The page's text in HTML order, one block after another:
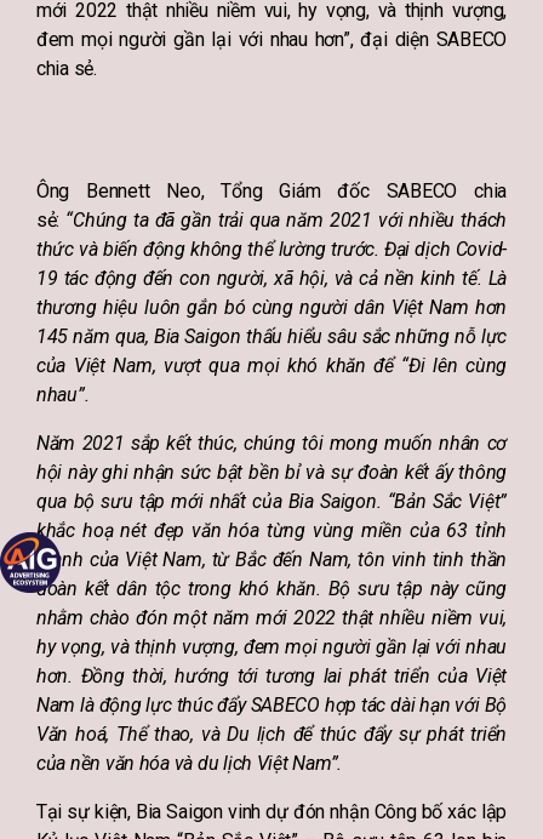
mới 2022 thật nhiều niềm vui, hy vọng, và thịnh vượng,
đem mọi người gần lại với nhau hơn”, đại diện SABECO
chia sẻ.
Ông Bennett Neo, Tổng Giám đốc SABECO chia
sẻ: “Chúng ta đã gần trải qua năm 2021 với nhiều thách
thức và biến động không thể lường trước. Đại dịch Covid-
19 tác động đến con người, xã hội, và cả nền kinh tế. Là
thương hiệu luôn gắn bó cùng người dân Việt Nam hơn
145 năm qua, Bia Saigon thấu hiểu sâu sắc những nỗ lực
của Việt Nam, vượt qua mọi khó khăn để “Đi lên cùng
nhau”.
Năm 2021 sắp kết thúc, chúng tôi mong muốn nhân cơ
hội này ghi nhận sức bật bền bỉ và sự đoàn kết ấy thông
qua bộ sưu tập mới nhất của Bia Saigon. “Bản Sắc Việt”
khắc hoạ nét đẹp văn hóa từng vùng miền của 63 tỉnh
thành của Việt Nam, từ Bắc đến Nam, tôn vinh tinh thần
đoàn kết dân tộc trong khó khăn. Bộ sưu tập này cũng
nhằm chào đón một năm mới 2022 thật nhiều niềm vui,
hy vọng, và thịnh vượng, đem mọi người gần lại với nhau
hơn. Đồng thời, hướng tới tương lai phát triển của Việt
Nam là động lực thúc đẩy SABECO hợp tác dài hạn với Bộ
Văn hoá, Thể thao, và Du lịch để thúc đẩy sự phát triển
của nền văn hóa và du lịch Việt Nam”.
Tại sự kiện, Bia Saigon vinh dự đón nhận Công bố xác lập